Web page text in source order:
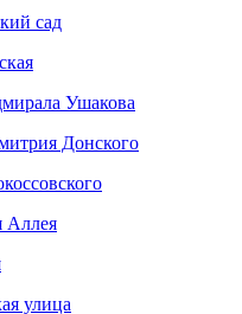
сад
Ушакова
Донского
Аллея
улица